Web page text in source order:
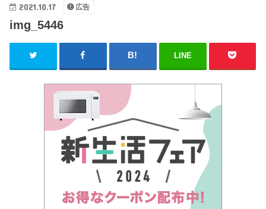
2021.10.17 広告
img_5446
LINE